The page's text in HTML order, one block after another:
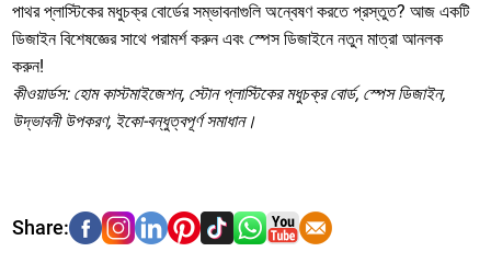
পাথর প্লাস্টিকের মধুচক্র বোর্ডের সম্ভাবনাগুলি অন্বেষণ করতে প্রস্তুত? আজ একটি
ডিজাইন বিশেষজ্ঞের সাথে পরামর্শ করুন এবং স্পেস ডিজাইনে নতুন মাত্রা আনলক
করুন!
কীওয়ার্ডস: হোম কাস্টমাইজেশন, স্টোন প্লাস্টিকের মধুচক্র বোর্ড, স্পেস ডিজাইন,
উদ্ভাবনী উপকরণ, ইকো-বন্ধুত্বপূর্ণ সমাধান।